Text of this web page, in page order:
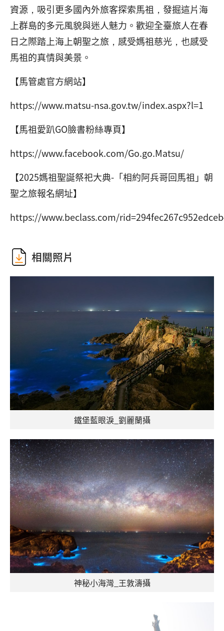
資源，吸引更多國內外旅客探索馬祖，發掘這片海
上群島的多元風貌與迷人魅力。歡迎全臺旅人在春
日之際踏上海上朝聖之旅，感受媽祖慈光，也感受
馬祖的真情與美景。
【馬管處官方網站】
https://www.matsu-nsa.gov.tw/index.aspx?l=1
【馬祖愛趴GO臉書粉絲專頁】
https://www.facebook.com/Go.go.Matsu/
【2025媽祖聖誕祭祀大典-「相約阿兵哥回馬祖」朝
聖之旅報名網址】
https://www.beclass.com/
相關照片
鐵堡藍眼淚_劉麗蘭攝
神秘小海灣_王敦濤攝